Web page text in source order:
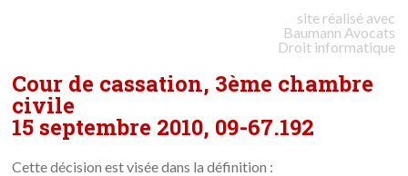
site réalisé avec
Baumann Avocats
Droit informatique
Cour de cassation, 3ème chambre
civile
15 septembre 2010, 09-67.192
Cette décision est visée dans la définition :